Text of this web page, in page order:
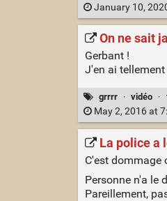
January 10,
On ne sait
Gerbant !
J'en ai
grrrr · vidéo ·
May 2, 2016 at
La police a
C'est dommage
Personne n'a le
Pareillement,